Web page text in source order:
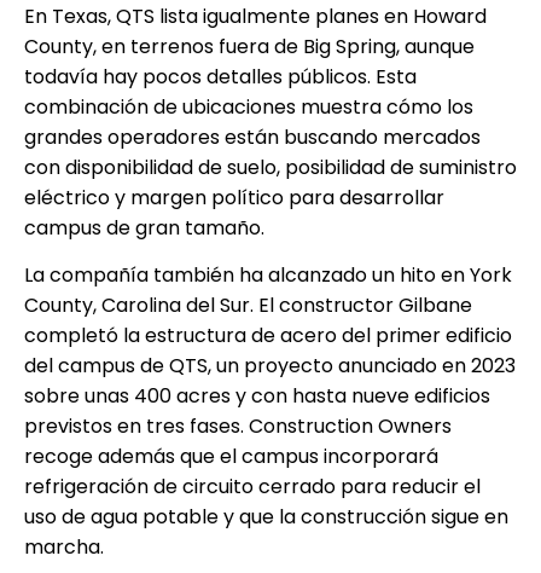
En Texas, QTS lista igualmente planes en Howard
County, en terrenos fuera de Big Spring, aunque
todavía hay pocos detalles públicos. Esta
combinación de ubicaciones muestra cómo los
grandes operadores están buscando mercados
con disponibilidad de suelo, posibilidad de suministro
eléctrico y margen político para desarrollar
campus de gran tamaño.
La compañía también ha alcanzado un hito en York
County, Carolina del Sur. El constructor Gilbane
completó la estructura de acero del primer edificio
del campus de QTS, un proyecto anunciado en 2023
sobre unas 400 acres y con hasta nueve edificios
previstos en tres fases. Construction Owners
recoge además que el campus incorporará
refrigeración de circuito cerrado para reducir el
uso de agua potable y que la construcción sigue en
marcha.